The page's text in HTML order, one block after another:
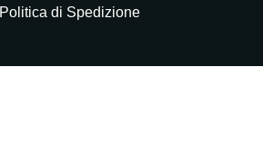
Politica di Spedizione